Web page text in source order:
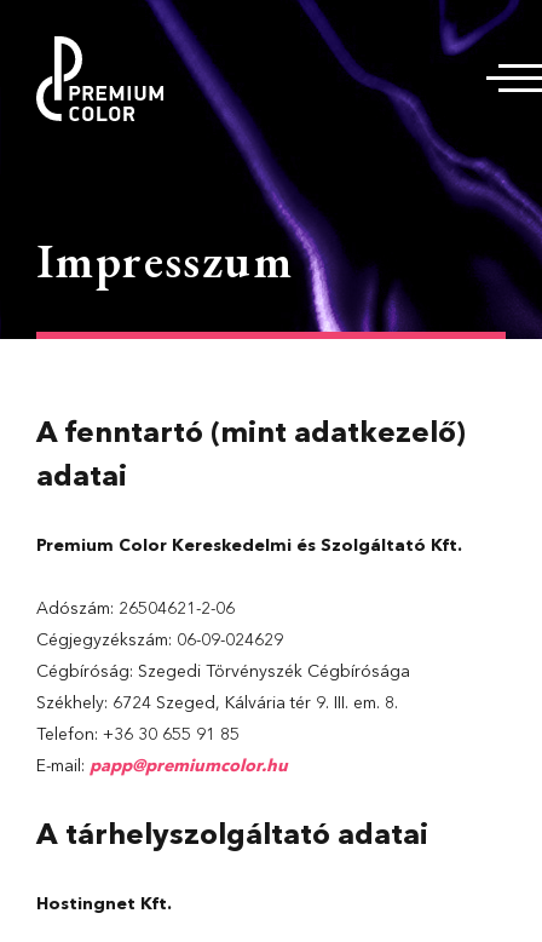
Impresszum
A fenntartó (mint adatkezelő)
adatai
Premium Color Kereskedelmi és Szolgáltató Kft.
Adószám: 26504621-2-06
Cégjegyzékszám: 06-09-024629
Cégbíróság: Szegedi Törvényszék Cégbírósága
Székhely: 6724 Szeged, Kálvária tér 9. III. em. 8.
Telefon: +36 30 655 91 85
E-mail: papp@premiumcolor.hu
A tárhelyszolgáltató adatai
Hostingnet Kft.